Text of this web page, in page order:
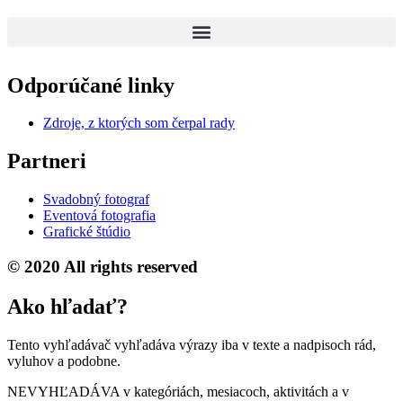
Odporúčané linky
Zdroje, z ktorých som čerpal rady
Partneri
Svadobný fotograf
Eventová fotografia
Grafické štúdio
© 2020 All rights reserved
Ako hľadať?
Tento vyhľadávač vyhľadáva výrazy iba v texte a nadpisoch rád,
vyluhov a podobne.
NEVYHĽADÁVA v kategóriách, mesiacoch, aktivitách a v